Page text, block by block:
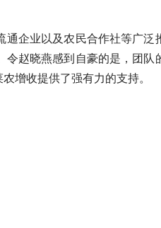
企业以及农民合作社等广泛
赵晓燕感到自豪的是，团队
增收提供了强有力的支持。